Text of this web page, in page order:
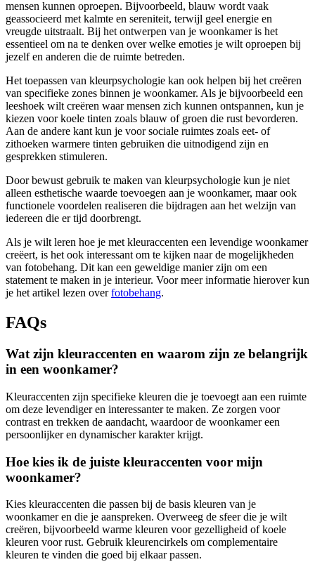
mensen kunnen oproepen. Bijvoorbeeld, blauw wordt vaak
geassocieerd met kalmte en sereniteit, terwijl geel energie en
vreugde uitstraalt. Bij het ontwerpen van je woonkamer is het
essentieel om na te denken over welke emoties je wilt oproepen bij
jezelf en anderen die de ruimte betreden.
Het toepassen van kleurpsychologie kan ook helpen bij het creëren
van specifieke zones binnen je woonkamer. Als je bijvoorbeeld een
leeshoek wilt creëren waar mensen zich kunnen ontspannen, kun je
kiezen voor koele tinten zoals blauw of groen die rust bevorderen.
Aan de andere kant kun je voor sociale ruimtes zoals eet- of
zithoeken warmere tinten gebruiken die uitnodigend zijn en
gesprekken stimuleren.
Door bewust gebruik te maken van kleurpsychologie kun je niet
alleen esthetische waarde toevoegen aan je woonkamer, maar ook
functionele voordelen realiseren die bijdragen aan het welzijn van
iedereen die er tijd doorbrengt.
Als je wilt leren hoe je met kleuraccenten een levendige woonkamer
creëert, is het ook interessant om te kijken naar de mogelijkheden
van fotobehang. Dit kan een geweldige manier zijn om een
statement te maken in je interieur. Voor meer informatie hierover kun
je het artikel lezen overfotobehang.
FAQs
Wat zijn kleuraccenten en waarom zijn ze belangrijk
in een woonkamer?
Kleuraccenten zijn specifieke kleuren die je toevoegt aan een ruimte
om deze levendiger en interessanter te maken. Ze zorgen voor
contrast en trekken de aandacht, waardoor de woonkamer een
persoonlijker en dynamischer karakter krijgt.
Hoe kies ik de juiste kleuraccenten voor mijn
woonkamer?
Kies kleuraccenten die passen bij de basis kleuren van je
woonkamer en die je aanspreken. Overweeg de sfeer die je wilt
creëren, bijvoorbeeld warme kleuren voor gezelligheid of koele
kleuren voor rust. Gebruik kleurencirkels om complementaire
kleuren te vinden die goed bij elkaar passen.